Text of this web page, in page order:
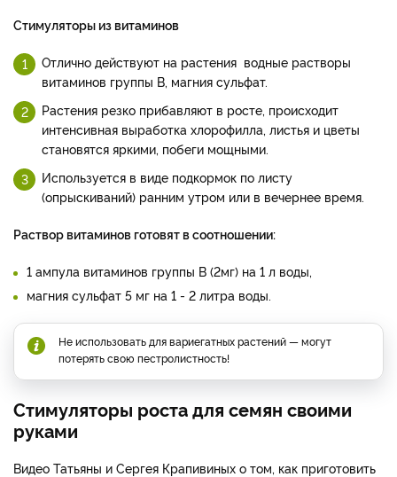
Стимуляторы из витаминов
Отлично действуют на растения водные растворы
витаминов группы В, магния сульфат.
Растения резко прибавляют в росте, происходит
интенсивная выработка хлорофилла, листья и цветы
становятся яркими, побеги мощными.
Используется в виде подкормок по листу
(опрыскиваний) ранним утром или в вечернее время.
Раствор витаминов готовят в соотношении:
1 ампула витаминов группы В (2мг) на 1 л воды,
магния сульфат 5 мг на 1 - 2 литра воды.
Не использовать для вариегатных растений — могут
потерять свою пестролистность!
Стимуляторы роста для семян своими
руками
Видео Татьяны и Сергея Крапивиных о том, как приготовить